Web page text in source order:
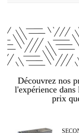
Découvrez nos
l'expérience
prix